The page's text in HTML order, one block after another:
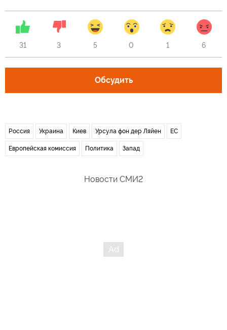
31 3 5 0 1 6
Обсудить
Россия Украина Киев Урсула фон дер Ляйен ЕС
Европейская комиссия Политика Запад
Новости СМИ2